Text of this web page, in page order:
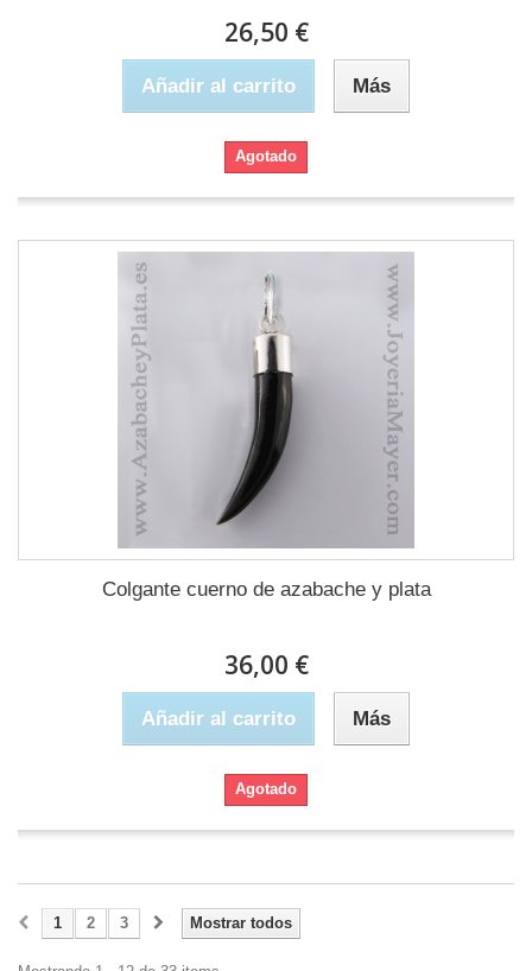
26,50 €
Añadir al carrito Más
Agotado
Colgante cuerno de azabache y plata
36,00 €
Añadir al carrito Más
Agotado
Mostrar todos
1 2 3